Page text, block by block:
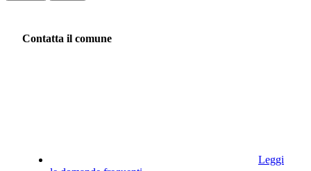
Contatta il comune
Leggi